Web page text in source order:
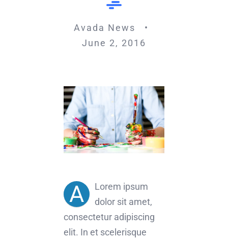
Avada News •
June 2, 2016
A
Lorem ipsum
dolor sit amet,
consectetur adipiscing
elit. In et scelerisque